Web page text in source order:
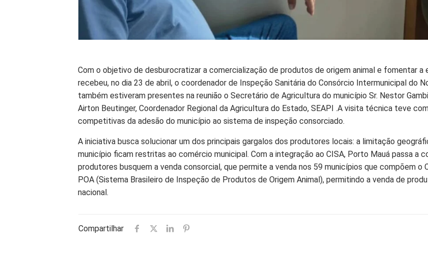
Com o objetivo de desburocratizar a comercialização de produtos de origem animal e fomentar
recebeu, no dia 23 de abril, o coordenador de Inspeção Sanitária do Consórcio Intermunicipal do
também estiveram presentes na reunião o Secretário de Agricultura do município Sr. Nestor
Airton Beutinger, Coordenador Regional da Agricultura do Estado, SEAPI .A visita técnica teve
competitivas da adesão do município ao sistema de inspeção consorciado.
A iniciativa busca solucionar um dos principais gargalos dos produtores locais: a limitação
município ficam restritas ao comércio municipal. Com a integração ao CISA, Porto Mauá passa a
produtores busquem a venda consorcial, que permite a venda nos 59 municípios que compõem o
POA (Sistema Brasileiro de Inspeção de Produtos de Origem Animal), permitindo a venda de
nacional.
Compartilhar